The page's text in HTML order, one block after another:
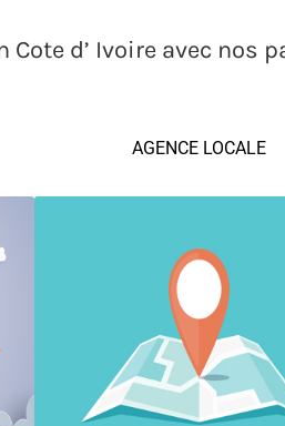
Cote d’ Ivoire avec nos
AGENCE LOCALE